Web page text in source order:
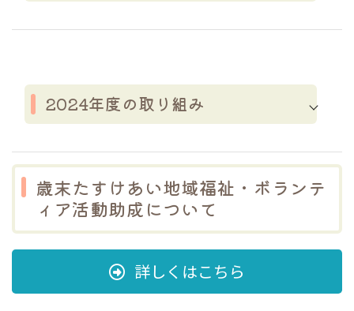
2025年12月1日（月）～12月26日
（金）
2024年度の取り組み
運動期間
2024年12月1日（日）～12月28日
（土）
募金実績
歳末たすけあい地域福祉・ボランテ
ィア活動助成について
詳しくはこちら